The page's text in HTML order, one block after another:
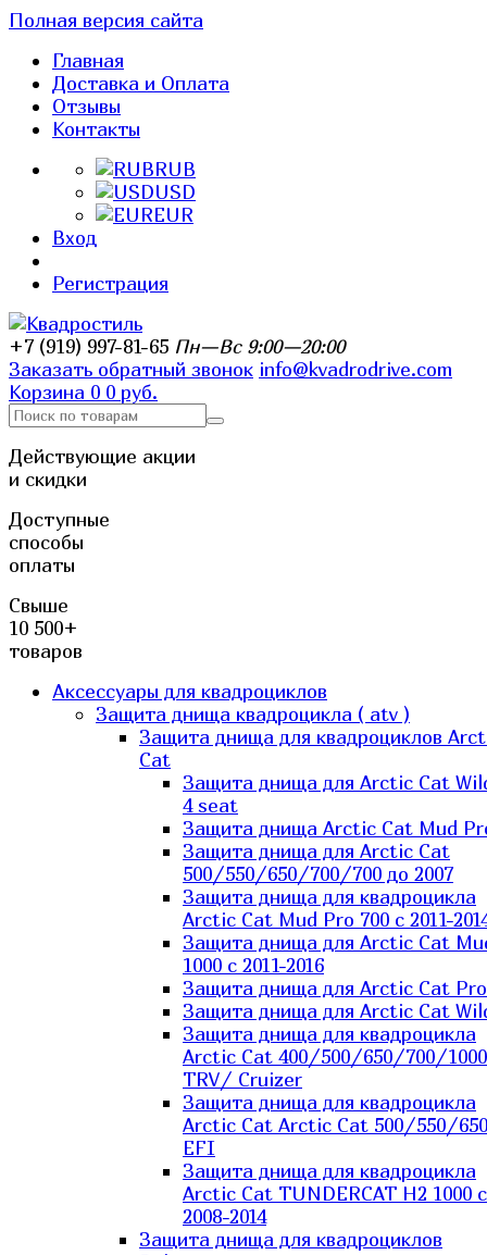
Полная версия сайта
Главная
Доставка и Оплата
Отзывы
Контакты
RUB
USD
EUR
Вход
Регистрация
+7 (919) 997-81-65 Пн—Вс 9:00—20:00
Заказать обратный звонок info@kvadrodrive.com
Корзина 0 0 руб.
Действующие акции
и скидки
Доступные
способы
оплаты
Свыше
10 500+
товаров
Аксессуары для квадроциклов
Защита днища квадроцикла ( atv )
Защита днища для квадроциклов
Cat
Защита днища для Arctic Cat
4 seat
Защита днища Arctic Cat Mud
Защита днища для Arctic Cat
500/550/650/700/700 до 2007
Защита днища для квадроцикла
Arctic Cat Mud Pro 700 с 2011-
Защита днища для Arctic Cat
1000 c 2011-2016
Защита днища для Arctic Cat
Защита днища для Arctic Cat
Защита днища для квадроцикла
Arctic Cat 400/500/650/700/1000
TRV/ Cruizer
Защита днища для квадроцикла
Arctic Cat Arctic Cat 500/550/
EFI
Защита днища для квадроцикла
Arctic Cat TUNDERCAT H2 1000 c
2008-2014
Защита днища для квадроциклов